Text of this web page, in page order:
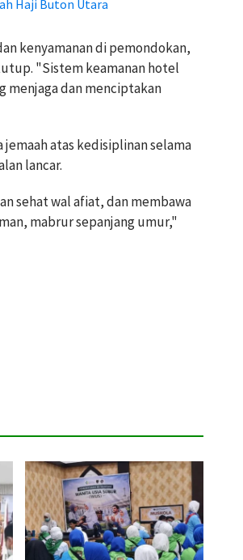
Haji Buton Utara
kenyamanan di pemondokan,
"Sistem keamanan hotel
menjaga dan menciptakan
atas kedisiplinan selama
lancar.
sehat wal afiat, dan membawa
mabrur sepanjang umur,"